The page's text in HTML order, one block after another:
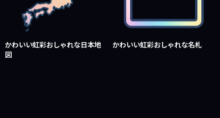
かわいい虹彩おしゃれな日本地
図
かわいい虹彩おしゃれな名札